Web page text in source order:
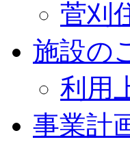
菅刈
施設の
利用
事業計